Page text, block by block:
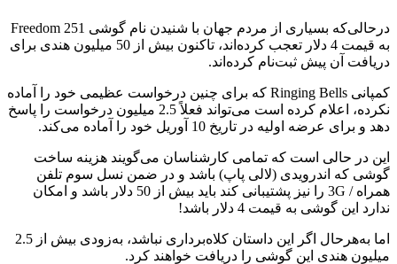
درحالی‌که بسیاری از مردم جهان با شنیدن نام گوشی Freedom 251
به قیمت 4 دلار تعجب کرده‌اند، تاکنون بیش از 50 میلیون هندی برای
دریافت آن پیش ثبت‌نام کرده‌اند.
کمپانی Ringing Bells که برای چنین درخواست عظیمی خود را آماده
نکرده، اعلام کرده است می‌تواند فعلاً 2.5 میلیون درخواست را پاسخ
دهد و برای عرضه اولیه در تاریخ 10 آوریل خود را آماده می‌کند.
این در حالی است که تمامی کارشناسان می‌گویند هزینه ساخت
گوشی که اندرویدی (لالی پاپ) باشد و در ضمن نسل سوم تلفن
همراه / 3G را نیز پشتیبانی کند باید بیش از 50 دلار باشد و امکان
ندارد این گوشی به قیمت 4 دلار باشد!
اما به‌هرحال اگر این داستان کلاه‌برداری نباشد، به‌زودی بیش از 2.5
میلیون هندی این گوشی را دریافت خواهند کرد.